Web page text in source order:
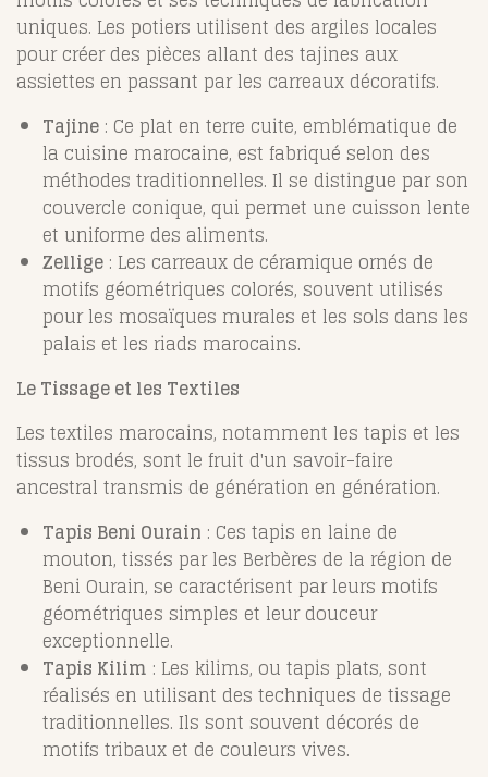
uniques. Les potiers utilisent des argiles locales
pour créer des pièces allant des tajines aux
assiettes en passant par les carreaux décoratifs.
Tajine : Ce plat en terre cuite, emblématique de
la cuisine marocaine, est fabriqué selon des
méthodes traditionnelles. Il se distingue par son
couvercle conique, qui permet une cuisson lente
et uniforme des aliments.
Zellige : Les carreaux de céramique ornés de
motifs géométriques colorés, souvent utilisés
pour les mosaïques murales et les sols dans les
palais et les riads marocains.
Le Tissage et les Textiles
Les textiles marocains, notamment les tapis et les
tissus brodés, sont le fruit d'un savoir-faire
ancestral transmis de génération en génération.
Tapis Beni Ourain : Ces tapis en laine de
mouton, tissés par les Berbères de la région de
Beni Ourain, se caractérisent par leurs motifs
géométriques simples et leur douceur
exceptionnelle.
Tapis Kilim : Les kilims, ou tapis plats, sont
réalisés en utilisant des techniques de tissage
traditionnelles. Ils sont souvent décorés de
motifs tribaux et de couleurs vives.